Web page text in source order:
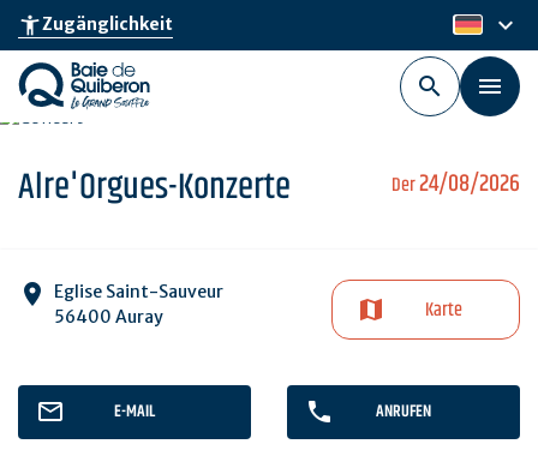
Skip
main
content
accessibility_newZugänglichkeit de
keyboard_arrow_down
Der24/08/2026
Alre'Orgues-Konzerte
Eglise Saint-Sauveur
56400 Auray
Karte
E-MAIL ANRUFEN